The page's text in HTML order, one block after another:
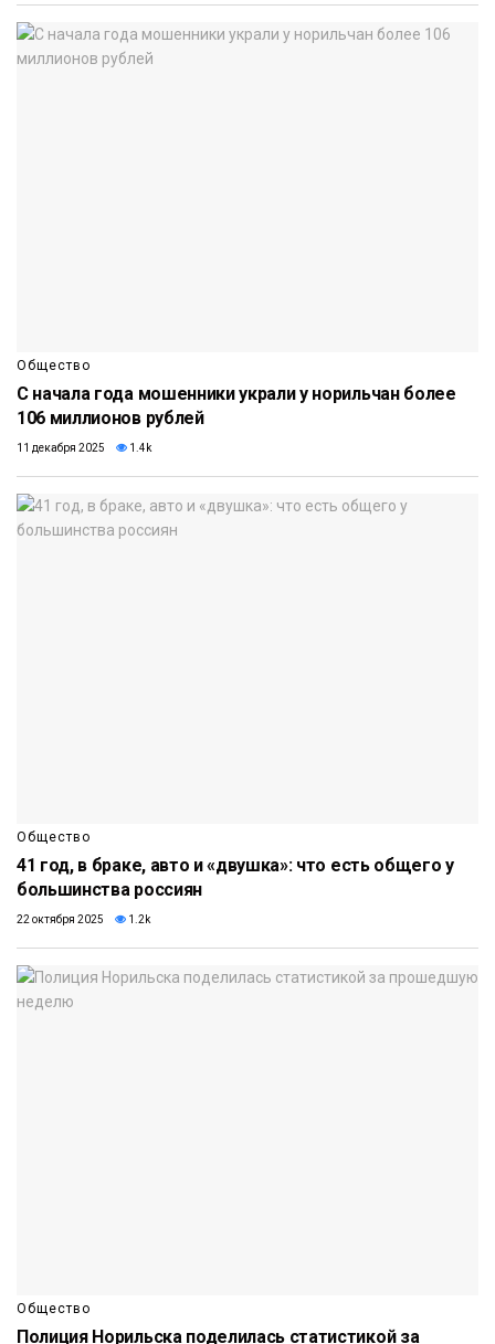
Общество
С начала года мошенники украли у норильчан более
106 миллионов рублей
11 декабря 2025 1.4k
Общество
41 год, в браке, авто и «двушка»: что есть общего у
большинства россиян
22 октября 2025 1.2k
Общество
Полиция Норильска поделилась статистикой за